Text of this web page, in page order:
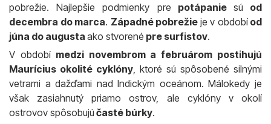
pobrežie. Najlepšie podmienky pre potápanie sú od
decembra do marca. Západné pobrežie je v obdobíod
júna do augusta ako stvorené pre surfistov.
V obdobímedzi novembrom a februárom postihujú
Maurícius okolité cyklóny, ktoré sú spôsobené silnými
vetrami a dažďami nad Indickým oceánom. Málokedy je
však zasiahnutý priamo ostrov, ale cyklóny v okolí
ostrovov spôsobujú časté búrky.